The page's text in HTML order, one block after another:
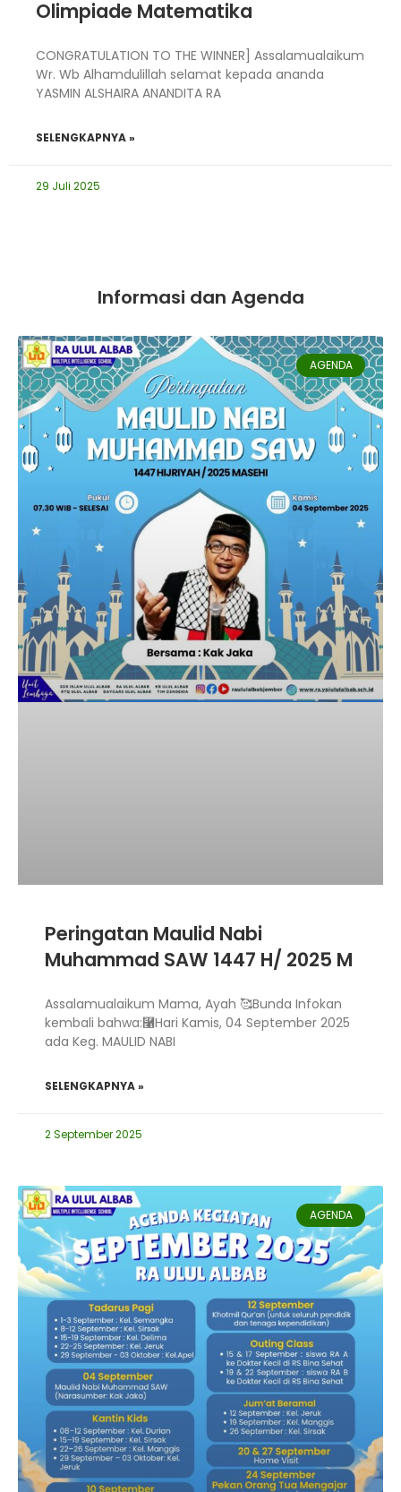
Olimpiade Matematika
CONGRATULATION TO THE WINNER] Assalamualaikum
Wr. Wb Alhamdulillah selamat kepada ananda
YASMIN ALSHAIRA ANANDITA RA
SELENGKAPNYA »
29 Juli 2025
Informasi dan Agenda
AGENDA
Peringatan Maulid Nabi
Muhammad SAW 1447 H/ 2025 M
Assalamualaikum Mama, Ayah 🥰Bunda Infokan
kembali bahwa:⿡Hari Kamis, 04 September 2025
ada Keg. MAULID NABI
SELENGKAPNYA »
2 September 2025
AGENDA